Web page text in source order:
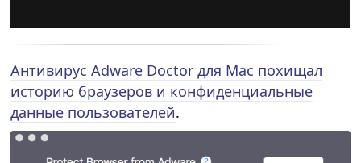
Антивирус Adware Doctor для Мас похищал
историю браузеров и конфиденциальные
данные пользователей.